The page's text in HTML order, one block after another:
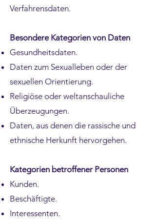
Verfahrensdaten.
Besondere Kategorien von Daten
Gesundheitsdaten.
Daten zum Sexualleben oder der
sexuellen Orientierung.
Religiöse oder weltanschauliche
Überzeugungen.
Daten, aus denen die rassische und
ethnische Herkunft hervorgehen.
Kategorien betroffener Personen
Kunden.
Beschäftigte.
Interessenten.